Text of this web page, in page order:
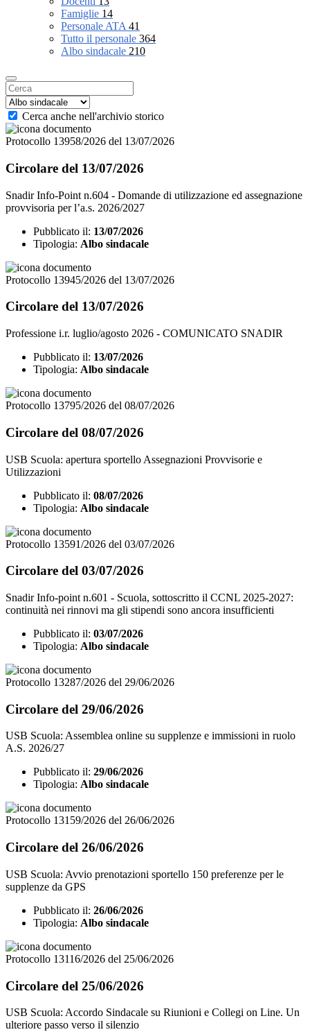
Famiglie 14
Personale ATA 41
Tutto il personale 364
Albo sindacale 210
Cerca anche nell'archivio storico
Protocollo 13958/2026 del 13/07/2026
Circolare del 13/07/2026
Snadir Info-Point n.604 - Domande di utilizzazione ed assegnazione
provvisoria per l’a.s. 2026/2027
Pubblicato il: 13/07/2026
Tipologia: Albo sindacale
Protocollo 13945/2026 del 13/07/2026
Circolare del 13/07/2026
Professione i.r. luglio/agosto 2026 - COMUNICATO SNADIR
Pubblicato il: 13/07/2026
Tipologia: Albo sindacale
Protocollo 13795/2026 del 08/07/2026
Circolare del 08/07/2026
USB Scuola: apertura sportello Assegnazioni Provvisorie e
Utilizzazioni
Pubblicato il: 08/07/2026
Tipologia: Albo sindacale
Protocollo 13591/2026 del 03/07/2026
Circolare del 03/07/2026
Snadir Info-point n.601 - Scuola, sottoscritto il CCNL 2025-2027:
continuità nei rinnovi ma gli stipendi sono ancora insufficienti
Pubblicato il: 03/07/2026
Tipologia: Albo sindacale
Protocollo 13287/2026 del 29/06/2026
Circolare del 29/06/2026
USB Scuola: Assemblea online su supplenze e immissioni in ruolo
A.S. 2026/27
Pubblicato il: 29/06/2026
Tipologia: Albo sindacale
Protocollo 13159/2026 del 26/06/2026
Circolare del 26/06/2026
USB Scuola: Avvio prenotazioni sportello 150 preferenze per le
supplenze da GPS
Pubblicato il: 26/06/2026
Tipologia: Albo sindacale
Protocollo 13116/2026 del 25/06/2026
Circolare del 25/06/2026
USB Scuola: Accordo Sindacale su Riunioni e Collegi on Line. Un
ulteriore passo verso il silenzio